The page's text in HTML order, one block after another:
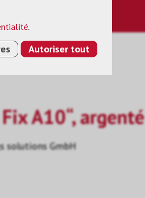
ARGENTÉ
A10“, argenté
solutions GmbH
.
Autoriser tout